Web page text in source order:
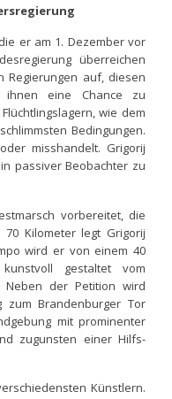
er am 1. Dezember vor
überreichen
auf, diesen
eine Chance zu
wie dem
Bedingungen.
misshandelt. Grigorij
passiver Beobachter zu
vorbereitet, die
Kilometer legt Grigorij
wird er von einem 40
gestaltet vom
Neben der Petition wird
Brandenburger Tor
mit prominenter
zugunsten einer Hilfs-
Künstlern.